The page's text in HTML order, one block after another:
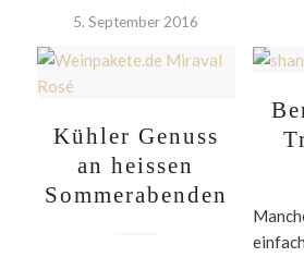
5. September 2016
Kühler Genuss
an heissen
Sommerabenden